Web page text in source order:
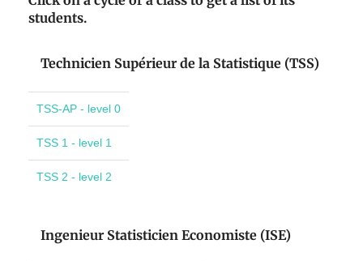
students.
Technicien Supérieur de la Statistique (TSS)
TSS-AP - level 0
TSS 1 - level 1
TSS 2 - level 2
Ingenieur Statisticien Economiste (ISE)